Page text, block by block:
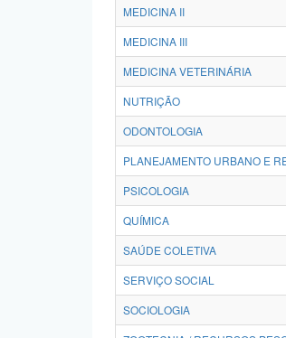
MEDICINA II
MEDICINA III
MEDICINA VETERINÁRIA
NUTRIÇÃO
ODONTOLOGIA
PLANEJAMENTO URBANO E
PSICOLOGIA
QUÍMICA
SAÚDE COLETIVA
SERVIÇO SOCIAL
SOCIOLOGIA